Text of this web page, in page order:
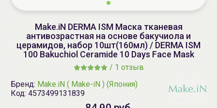
Make.iN DERMA ISM Маска тканевая
антивозрастная на основе бакучиола и
церамидов, набор 10шт(160мл) / DERMA ISM
100 Bakuchiol Ceramide 10 Days Face Mask
/ 1 отзыв
Бренд: Make.iN ( Make-iN ) (Япония)
Код: 4573499131839